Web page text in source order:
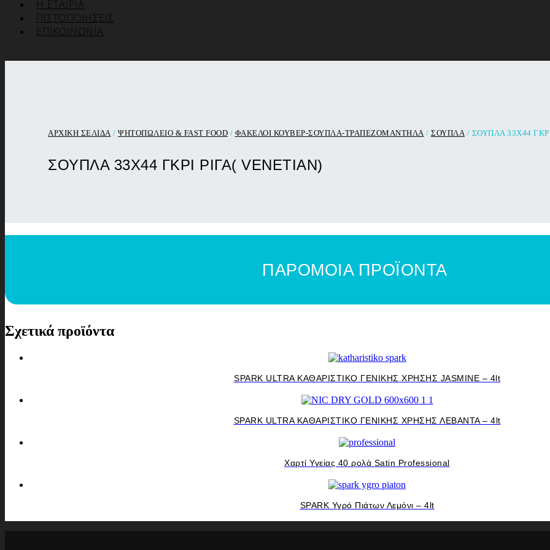
Η ΕΤΑΙΡΊΑ
ΠΙΣΤΟΠΟΙΉΣΕΙΣ
ΕΠΙΚΟΙΝΩΝΊΑ
ΑΡΧΙΚΉ ΣΕΛΊΔΑ/ ΨΗΤΟΠΩΛΕΙΟ & FAST FOOD / ΦΑΚΕΛΟΙ ΚΟΥΒΕΡ-ΣΟΥΠΛΑ-ΤΡΑΠΕΖΟΜΑΝΤΗΛΑ/ ΣΟΥΠΛΑ/ ΣΟΥΠΛΑ 33X44
ΣΟΥΠΛΑ 33X44 ΓΚΡΙ ΡΙΓΑ( VENETIAN)
ΠΑΡΟΜΟΙΑ ΠΡΟΪΟΝΤΑ
Σχετικά προϊόντα
SPARK ULTRA ΚΑΘΑΡΙΣΤΙΚΟ ΓΕΝΙΚΗΣ ΧΡΗΣΗΣ JASMINE – 4lt
SPARK ULTRA ΚΑΘΑΡΙΣΤΙΚΟ ΓΕΝΙΚΗΣ ΧΡΗΣΗΣ ΛΕΒΑΝΤΑ – 4lt
Χαρτί Υγείας 40 ρολά Satin Professional
SPARK Υγρό Πιάτων Λεμόνι – 4lt